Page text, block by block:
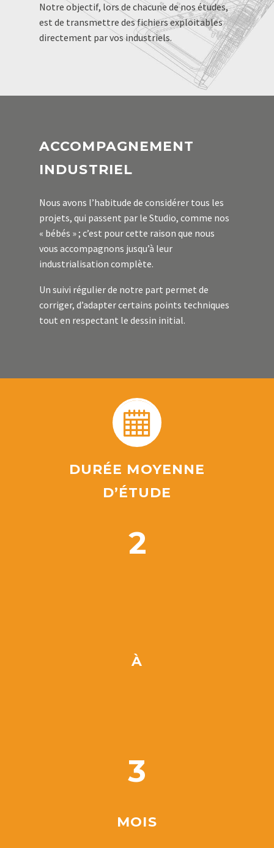
Notre objectif, lors de chacune de nos études,
est de transmettre des fichiers exploitables
directement par vos industriels.
ACCOMPAGNEMENT
INDUSTRIEL
Nous avons l’habitude de considérer tous les
projets, qui passent par le Studio, comme nos
« bébés » ; c’est pour cette raison que nous
vous accompagnons jusqu’à leur
industrialisation complète.
Un suivi régulier de notre part permet de
corriger, d’adapter certains points techniques
tout en respectant le dessin initial.


DURÉE MOYENNE
D’ÉTUDE
2
À
3
MOIS